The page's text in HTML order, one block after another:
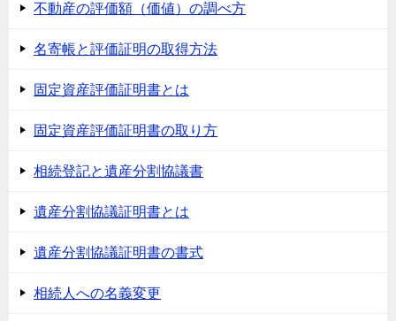
不動産の評価額（価値）の調べ方
名寄帳と評価証明の取得方法
固定資産評価証明書とは
固定資産評価証明書の取り方
相続登記と遺産分割協議書
遺産分割協議証明書とは
遺産分割協議証明書の書式
相続人への名義変更